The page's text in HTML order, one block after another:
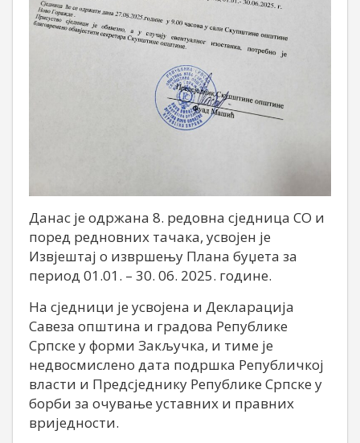
Данас је одржана 8. редовна сједница СО и
поред редновних тачака, усвојен је
Извјештај о извршењу Плана буџета за
период 01.01. – 30. 06. 2025. године.
На сједници је усвојена и Декларација
Савеза општина и градова Републике
Српске у форми Закључка, и тиме је
недвосмислено дата подршка Републичкој
власти и Предсједнику Републике Српске у
борби за очување уставних и правних
вриједности.